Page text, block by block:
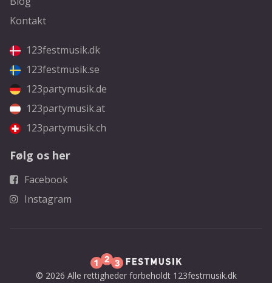
Kontakt
123festmusik.dk
123festmusik.se
123partymusik.de
123partymusik.at
123partymusik.ch
Følg os her
Facebook
Instagram
© 2026 Alle rettigheder forbeholdt 123festmusik.dk